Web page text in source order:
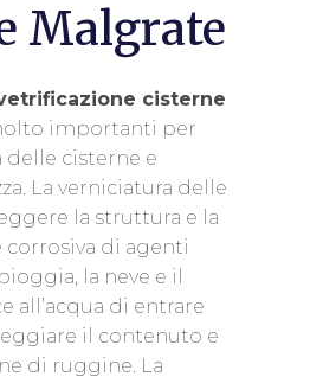
Malgrate
cisterne
importanti per
delle cisterne e
La verniciatura delle
la struttura e la
corrosiva di agenti
la neve e il
all’acqua di entrare
il contenuto e
di ruggine. La